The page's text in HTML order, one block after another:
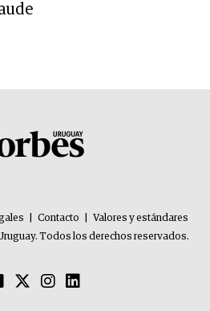
Contacto
Valores y estándares
Todos los derechos reservados.